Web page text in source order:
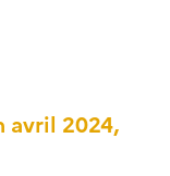
avril 2024,